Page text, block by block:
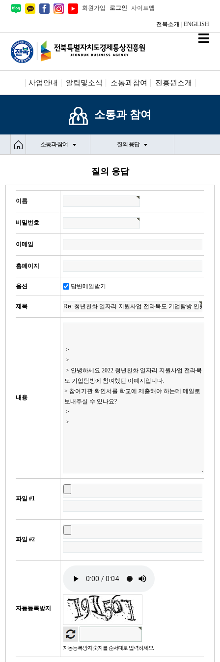
회원가입 로그인 사이트맵
전북소개 ENGLISH
사업안내 알림및소식 소통과참여 진흥원소개
시설안내/신청
소통과 참여
소통과 참여 질의 응답
질의 응답
질
답
글
답
변
이름
비밀번호
이메일
홈페이지
옵션 답변메일받기
제목
내용
파일 #1
파일 #2
자동등록방지
자동등록방지 숫자를 순서대로 입력하세요.